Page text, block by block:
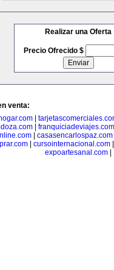
Realizar una Oferta
Precio Ofrecido $
venta:
franquiciadeviajes.com
casasencarlospaz.com
| cursointernacional.com
expoartesanal.com